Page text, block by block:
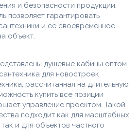
и безопасности продукции.
позволяет гарантировать
и ее своевременное
объект.
душевые кабины оптом
для новостроек
рассчитанная на длительную
купить все позиции
управление проектом. Такой
подходит как для масштабных
и для объектов частного